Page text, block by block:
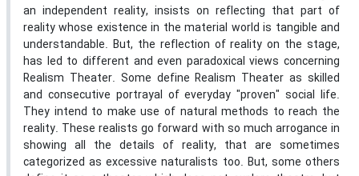
an independent reality, insists on reflecting that part of
reality whose existence in the material world is tangible and
understandable. But, the reflection of reality on the stage,
has led to different and even paradoxical views concerning
Realism Theater. Some define Realism Theater as skilled
and consecutive portrayal of everyday "proven" social life.
They intend to make use of natural methods to reach the
reality. These realists go forward with so much arrogance in
showing all the details of reality, that are sometimes
categorized as excessive naturalists too. But, some others